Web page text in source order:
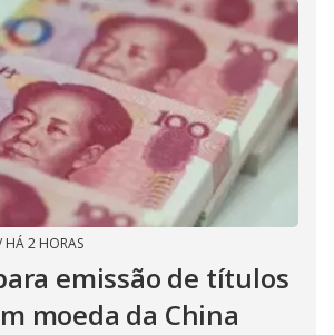
HÁ 2 HORAS
emissão de títulos
moeda da China